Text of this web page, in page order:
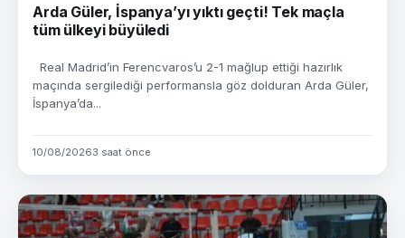
Arda Güler, İspanya’yı yıktı geçti! Tek maçla
tüm ülkeyi büyüledi
Real Madrid’in Ferencvaros’u 2-1 mağlup ettiği hazırlık
maçında sergilediği performansla göz dolduran Arda Güler,
İspanya’da...
10/08/20263 saat önce